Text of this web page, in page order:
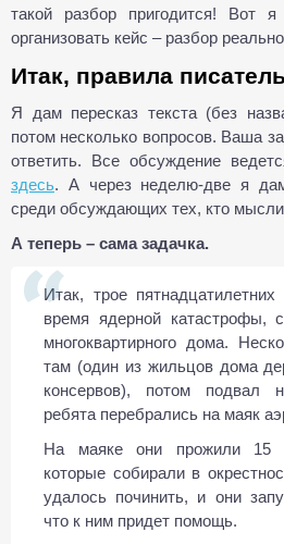
такой разбор пригодится! Вот
организовать кейс – разбор
Итак, правила
Я дам пересказ текста (без
потом несколько вопросов. Ваша
ответить. Все обсуждение
здесь. А через неделю-две я
среди обсуждающих тех, кто
А теперь – сама задачка.
Итак, трое
время ядерной катастрофы,
многоквартирного дома.
там (один из жильцов дома
консервов), потом подвал
ребята перебрались на маяк
На маяке они прожили 15
которые собирали в
удалось починить, и они
что к ним придет помощь.